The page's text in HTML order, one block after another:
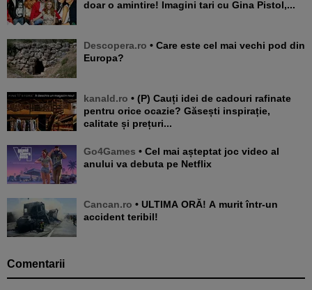
doar o amintire! Imagini tari cu Gina Pistol,...
Descopera.ro • Care este cel mai vechi pod din
Europa?
kanald.ro • (P) Cauți idei de cadouri rafinate
pentru orice ocazie? Găsești inspirație,
calitate și prețuri...
Go4Games • Cel mai așteptat joc video al
anului va debuta pe Netflix
Cancan.ro • ULTIMA ORĂ! A murit într-un
accident teribil!
Comentarii